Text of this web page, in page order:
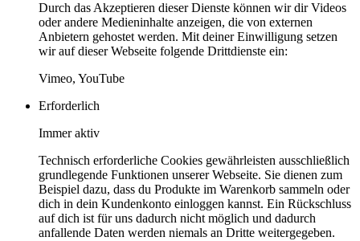
Durch das Akzeptieren dieser Dienste können wir dir Videos
oder andere Medieninhalte anzeigen, die von externen
Anbietern gehostet werden. Mit deiner Einwilligung setzen
wir auf dieser Webseite folgende Drittdienste ein:
Vimeo, YouTube
Erforderlich
Immer aktiv
Technisch erforderliche Cookies gewährleisten ausschließlich
grundlegende Funktionen unserer Webseite. Sie dienen zum
Beispiel dazu, dass du Produkte im Warenkorb sammeln oder
dich in dein Kundenkonto einloggen kannst. Ein Rückschluss
auf dich ist für uns dadurch nicht möglich und dadurch
anfallende Daten werden niemals an Dritte weitergegeben.